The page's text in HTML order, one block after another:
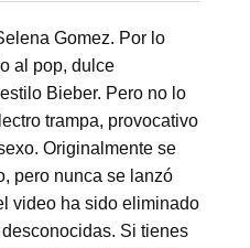
Gomez. Por lo
al pop, dulce
Bieber. Pero no lo
trampa, provocativo
Originalmente se
pero nunca se lanzó
video ha sido eliminado
Si tienes